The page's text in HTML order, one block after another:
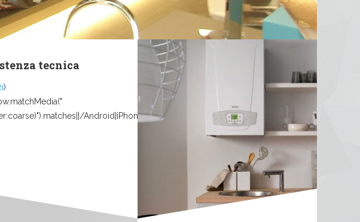
tecnica
)
Android|iPhone|iPad|iPod|Mobile|Tablet|Windows...